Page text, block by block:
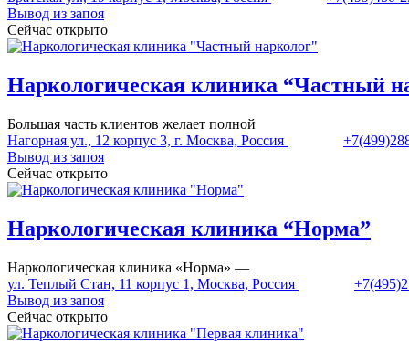
Вывод из запоя
Сейчас открыто
Наркологическая клиника “Частный
Большая часть клиентов желает полной
Нагорная ул., 12 корпус 3, г. Москва, Россия
Вывод из запоя
Сейчас открыто
Наркологическая клиника “Норма”
Наркологическая клиника «Норма» —
ул. Теплый Стан, 11 корпус 1, Москва, Россия
Вывод из запоя
Сейчас открыто